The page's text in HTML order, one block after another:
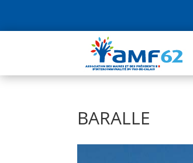
BARALLE